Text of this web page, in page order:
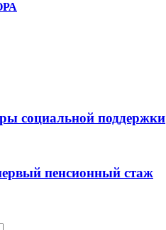
социальной поддержки
пенсионный стаж